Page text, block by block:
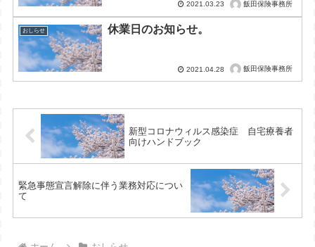
2021.03.23 飯田保険事務所
おしらせ 休業日のお知らせ。
2021.04.28 飯田保険事務所
新型コロナウィルス感染症 自宅療養者
向けハンドブック
緊急事態宣言解除に伴う業務対応につい
て